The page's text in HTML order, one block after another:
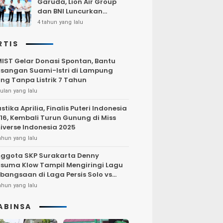
dan BNI Luncurkan
Program Terbang Hemat
4 tahun yang lalu
Gelar Donasi Spontan, Bantu
Suami-Istri di Lampung
Tanpa Listrik 7 Tahun
yang lalu
Aprilia, Finalis Puteri Indonesia
Kembali Turun Gunung di Miss
Indonesia 2025
yang lalu
SKP Surakarta Denny
Klow Tampil Mengiringi Lagu
di Laga Persis Solo vs
Jakarta
yang lalu